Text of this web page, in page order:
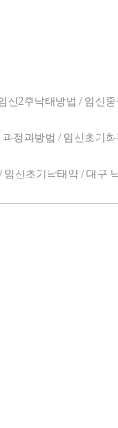
신2주낙태방법 / 임신
정과방법 / 임신초기
신초기낙태약 / 대구